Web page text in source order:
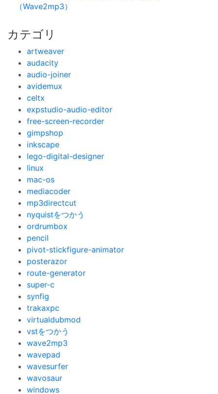
（Wave2mp3）
カテゴリ
artweaver
audacity
audio-joiner
avidemux
celtx
expstudio-audio-editor
free-screen-recorder
gimpshop
inkscape
lego-digital-designer
linux
mac-os
mediacoder
mp3directcut
nyquistをつかう
ordrumbox
pencil
pivot-stickfigure-animator
posterazor
route-generator
super-c
synfig
trakaxpc
virtualdubmod
vstをつかう
wave2mp3
wavepad
wavesurfer
wavosaur
windows